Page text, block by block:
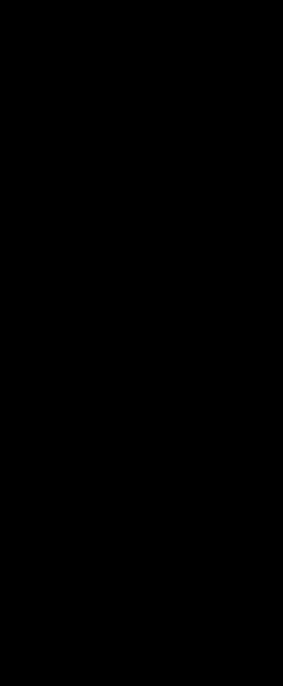
entscheidende Depesche
(fl)
Vorstellung